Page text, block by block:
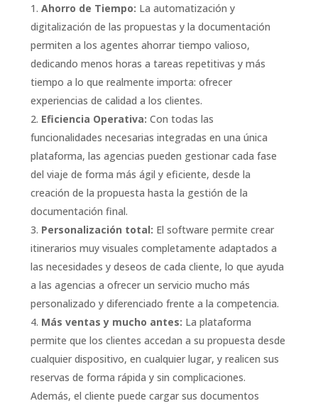
Ahorro de Tiempo: La automatización y
digitalización de las propuestas y la documentación
permiten a los agentes ahorrar tiempo valioso,
dedicando menos horas a tareas repetitivas y más
tiempo a lo que realmente importa: ofrecer
experiencias de calidad a los clientes.
Eficiencia Operativa: Con todas las
funcionalidades necesarias integradas en una única
plataforma, las agencias pueden gestionar cada fase
del viaje de forma más ágil y eficiente, desde la
creación de la propuesta hasta la gestión de la
documentación final.
Personalización total: El software permite crear
itinerarios muy visuales completamente adaptados a
las necesidades y deseos de cada cliente, lo que ayuda
a las agencias a ofrecer un servicio mucho más
personalizado y diferenciado frente a la competencia.
Más ventas y mucho antes: La plataforma
permite que los clientes accedan a su propuesta desde
cualquier dispositivo, en cualquier lugar, y realicen sus
reservas de forma rápida y sin complicaciones.
Además, el cliente puede cargar sus documentos